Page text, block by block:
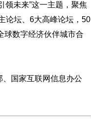
领未来”这一主题，聚焦
论坛、6大高峰论坛，50
球数字经济伙伴城市合
国家互联网信息办公